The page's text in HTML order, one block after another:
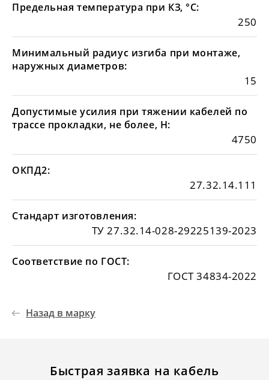
Предельная температура при КЗ, °С:
250
Минимальный радиус изгиба при монтаже,
наружных диаметров:
15
Допустимые усилия при тяжении кабелей по
трассе прокладки, не более, Н:
4750
ОКПД2:
27.32.14.111
Стандарт изготовления:
ТУ 27.32.14-028-29225139-2023
Соответствие по ГОСТ:
ГОСТ 34834-2022
Назад в марку
Быстрая заявка на кабель